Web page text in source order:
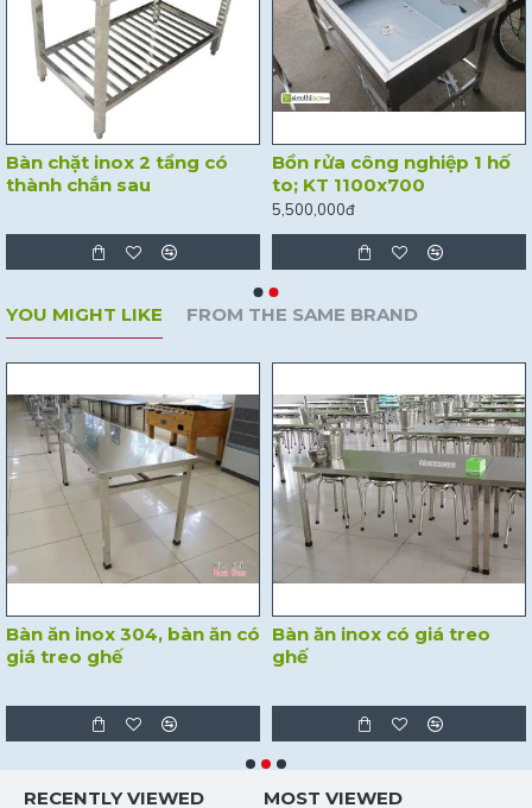
Bàn chặt inox 2 tầng có
thành chắn sau
Bồn rửa công nghiệp 1 hố
to; KT 1100x700
5,500,000đ
YOU MIGHT LIKE FROM THE SAME BRAND
Bàn ăn inox 304, bàn ăn có
giá treo ghế
Bàn ăn inox có giá treo
ghế
RECENTLY VIEWED MOST VIEWED